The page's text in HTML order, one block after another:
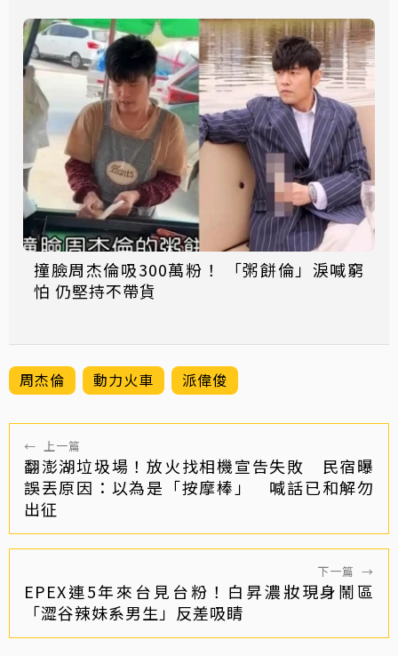
撞臉周杰倫吸300萬粉！ 「粥餅倫」淚喊窮
怕 仍堅持不帶貨
周杰倫 動力火車 派偉俊
← 上一篇
翻澎湖垃圾場！放火找相機宣告失敗 民宿曝
誤丟原因：以為是「按摩棒」 喊話已和解勿
出征
下一篇 →
EPEX連5年來台見台粉！白昇濃妝現身鬧區
「澀谷辣妹系男生」反差吸睛